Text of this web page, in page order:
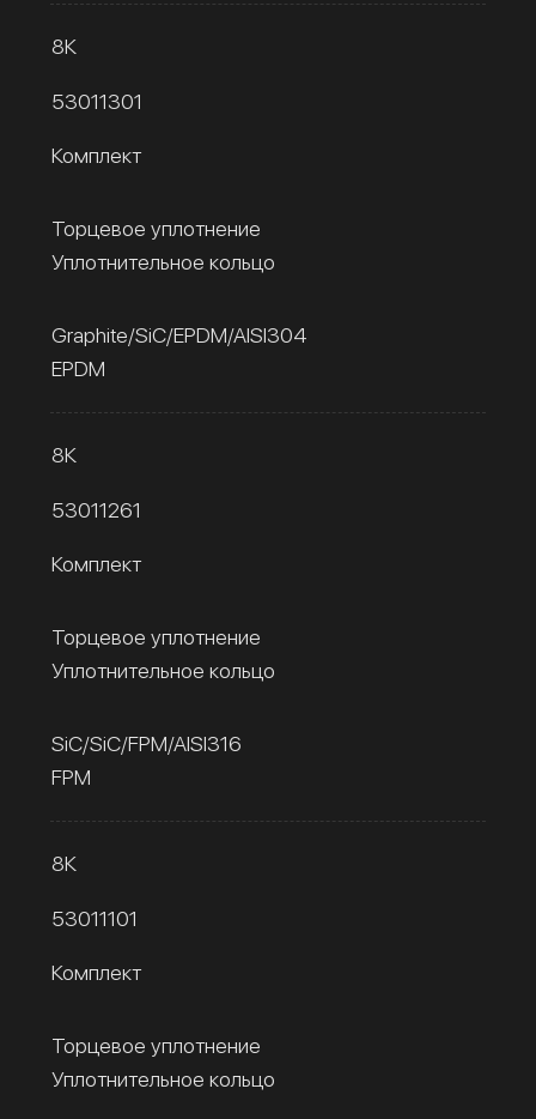
8К
53011301
Комплект
Торцевое уплотнение
Уплотнительное кольцо
Graphite/SiC/EPDM/AISI304
EPDM
8К
53011261
Комплект
Торцевое уплотнение
Уплотнительное кольцо
SiC/SiC/FPM/AISI316
FPM
8К
53011101
Комплект
Торцевое уплотнение
Уплотнительное кольцо